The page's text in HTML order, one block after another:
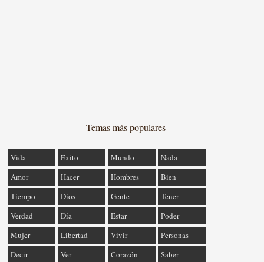
Temas más populares
Vida Éxito Mundo
Nada
Amor
Hacer Hombres
Bien
Tiempo
Dios Gente
Tener
Verdad
Día Estar
Poder
Mujer
Libertad Vivir
Personas
Decir
Ver Corazón Saber